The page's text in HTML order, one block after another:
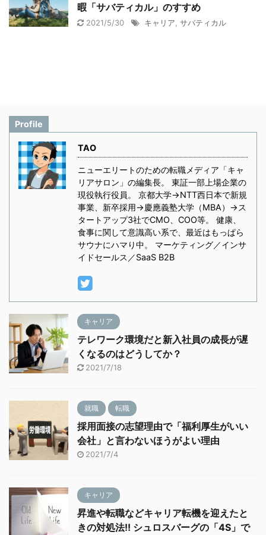
暇「サバティカル」のすすめ
2021/5/30 キャリア サバティカル
Profile
TAO
ニューエリートのための転職メディア「キャ
リアサロン」の編集長。 東証一部上場企業の
現役執行役員。 京都大学→NTT西日本で新規
事業、新卒採用→慶應義塾大学（MBA）→ス
タートアップ3社でCMO、COO等。 健康、
食事に関して意識高い系で、最近はもっぱら
サウナにハマり中。 マーケティング／インサ
イドセールス／SaaS B2B
キャリア
テレワーク環境だと新入社員の成長が遅
くなるのはどうしてか？
2021/7/18
就職 転職
採用面接の志望理由で「福利厚生がいい
会社」と言わないほうがよい理由
2021/7/4
キャリア
昇進や転職などキャリア転機を迎えたと
きの対処法!! シュロスバーグの「4S」で